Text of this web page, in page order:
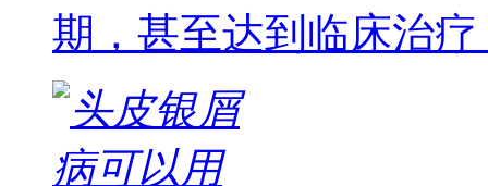
期，甚至达到临床治